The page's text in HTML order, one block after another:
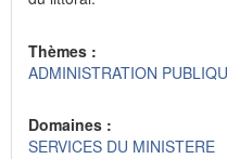
Thèmes :
ADMINISTRATION
Domaines :
SERVICES DU MINISTERE